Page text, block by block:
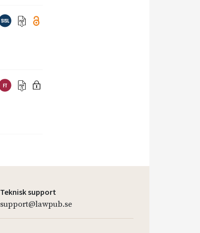
Teknisk support
support@lawpub.se